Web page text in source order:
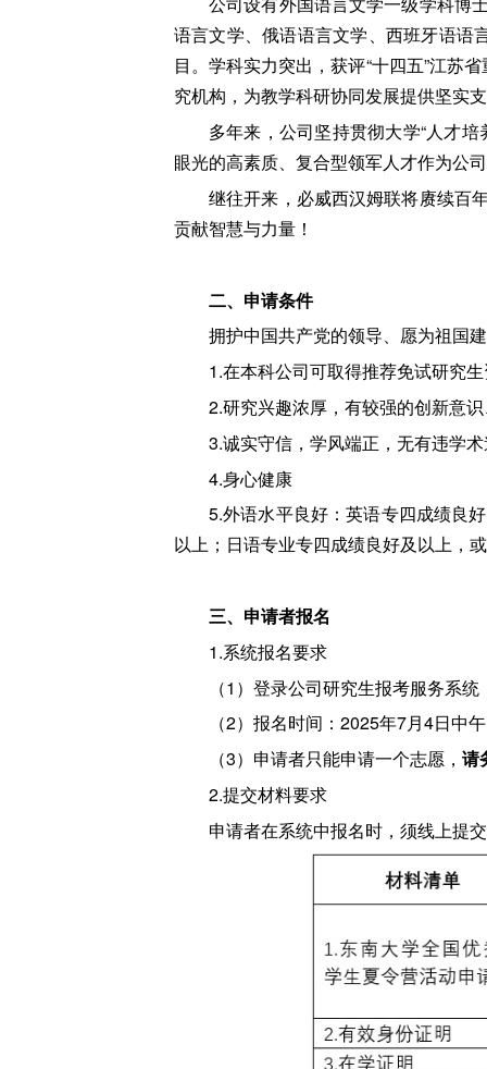
语言文学、俄语语言文学、西班牙语语
目。学科实力突出，获评“十四五”江苏
究机构，为教学科研协同发展提供坚实
多年来，公司坚持贯彻大学“人才
眼光的高素质、复合型领军人才作为公
继往开来，必威西汉姆联将赓续百
贡献智慧与力量！
二、申请条件
拥护中国共产党的领导、愿为祖国
1.在本科公司可取得推荐免试研究
2.研究兴趣浓厚，有较强的创新意
3.诚实守信，学风端正，无有违学
4.身心健康
5.外语水平良好：英语专四成绩良
以上；日语专业专四成绩良好及以上，
三、申请者报名
1.系统报名要求
（1）登录公司研究生报考服务系统
（2）报名时间：2025年7月4日中
（3）申请者只能申请一个志愿， 请
2.提交材料要求
申请者在系统中报名时，须线上提